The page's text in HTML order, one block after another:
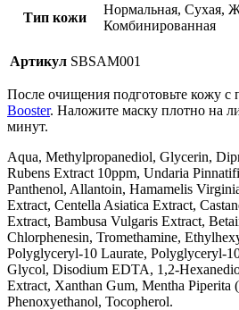
Тип кожи
Нормальная, Сухая,
Комбинированная
Артикул SBSAM001
После очищения подготовьте кожу
Booster. Наложите маску плотно на
минут.
Aqua, Methylpropanediol, Glycerin,
Rubens Extract 10ppm, Undaria
Panthenol, Allantoin, Hamamelis
Extract, Centella Asiatica Extract,
Extract, Bambusa Vulgaris Extract,
Chlorphenesin, Tromethamine,
Polyglyceryl-10 Laurate, Polyglyceryl-
Glycol, Disodium EDTA, 1,2-
Extract, Xanthan Gum, Mentha Piperita
Phenoxyethanol, Tocopherol.